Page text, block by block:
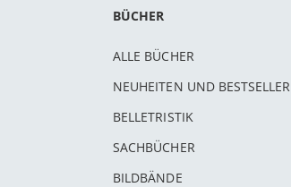
BÜCHER
ALLE BÜCHER
NEUHEITEN UND BESTSELLER
BELLETRISTIK
SACHBÜCHER
BILDBÄNDE